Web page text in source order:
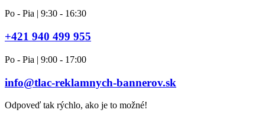
Po - Pia | 9:30 - 16:30
+421 940 499 955
Po - Pia | 9:00 - 17:00
info@tlac-reklamnych-bannerov.sk
Odpoveď tak rýchlo, ako je to možné!